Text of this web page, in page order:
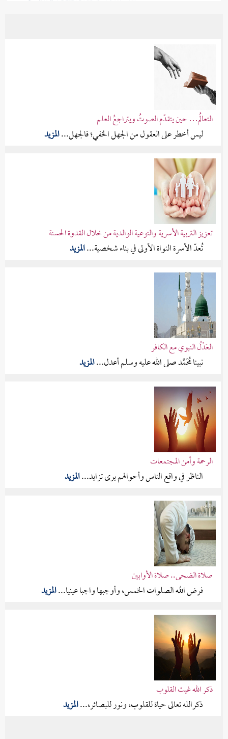
التعالُم… حين يتقدّم الصوتُ ويتراجعُ العلم
ليس أخطر على العقول من الجهل الخفي؛ فالجهل...المزيد
تعزيز التربية الأسرية والتوعية الوالدية من خلال القدوة الحسنة
تُعدّ الأسرة النواة الأولى في بناء شخصية...المزيد
العَدْلُ النبوي مع الكافر
نبينا مُحَمَّد صلى الله عليه وسلم أعدل...المزيد
الرحمة وأمن المجتمعات
الناظر في واقع الناس وأحوالهم يرى تزايد...المزيد
صلاة الضحى.. صلاة الأوابين
فرض الله الصلوات الخمس، وأوجبها واجبا عينيا...المزيد
ذكر الله غيث القلوب
ذكرالله تعالى حياة للقلوب، ونور للبصائر،...المزيد